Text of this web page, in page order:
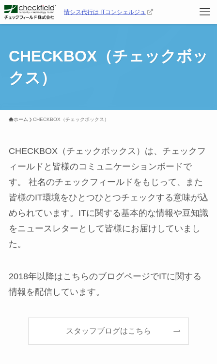
情シス代行は ITコンシェルジュ
CHECKBOX（チェックボッ
クス）
ホーム CHECKBOX（チェックボックス）
CHECKBOX（チェックボックス）は、チェックフ
ィールドと皆様のコミュニケーションボードで
す。 社名のチェックフィールドをもじって、また
皆様のIT環境をひとつひとつチェックする意味が込
められています。ITに関する基本的な情報や豆知識
をニュースレターとして皆様にお届けしていまし
た。
2018年以降はこちらのブログページでITに関する
情報を配信しています。
スタッフブログはこちら